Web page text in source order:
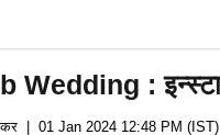
:
| 01 Jan 2024 12:48 PM (IST)